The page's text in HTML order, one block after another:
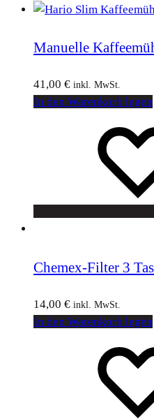
Manuelle
41,00 € inkl. MwSt.
In den Warenkorb legen
Chemex-Filter 3
14,00 € inkl. MwSt.
In den Warenkorb legen